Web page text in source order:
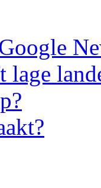
lage